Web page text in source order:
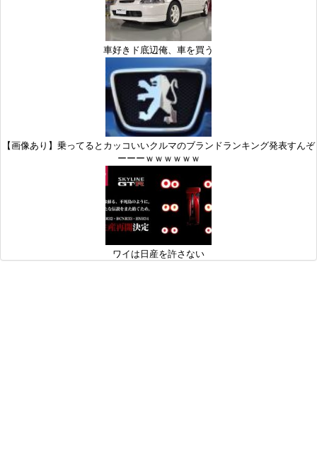
車好きド底辺俺、車を買う
【画像あり】乗ってるとカッコいいクルマのブランドランキング発表すんぞ
ーーーｗｗｗｗｗｗ
ワイは日産を許さない